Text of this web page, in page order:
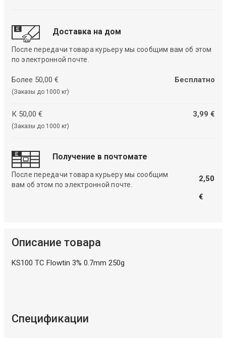
Доставка на дом
После передачи товара курьеру мы сообщим вам об этом
по электронной почте.
Более 50,00 €
(Заказы до 1000 кг)
Бесплатно
К 50,00 €
(Заказы до 1000 кг)
3,99 €
Получение в почтомате
После передачи товара курьеру мы сообщим
вам об этом по электронной почте.
2,50
€
Описание товара
KS100 TC Flowtin 3% 0.7mm 250g
Спецификации